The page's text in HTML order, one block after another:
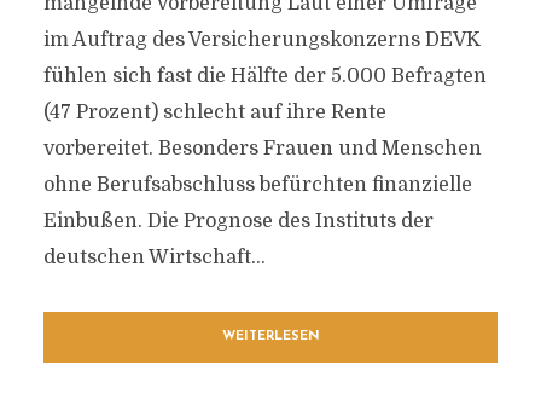
im Auftrag des Versicherungskonzerns DEVK
fühlen sich fast die Hälfte der 5.000 Befragten
(47 Prozent) schlecht auf ihre Rente
vorbereitet. Besonders Frauen und Menschen
ohne Berufsabschluss befürchten finanzielle
Einbußen. Die Prognose des Instituts der
deutschen Wirtschaft...
WEITERLESEN